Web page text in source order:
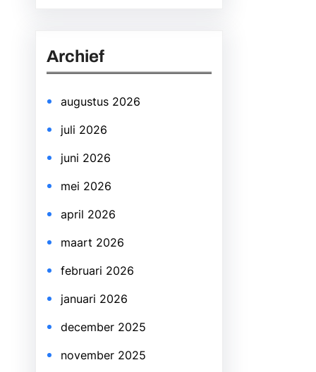
c
Archief
augustus 2026
juli 2026
juni 2026
mei 2026
april 2026
maart 2026
februari 2026
januari 2026
december 2025
november 2025